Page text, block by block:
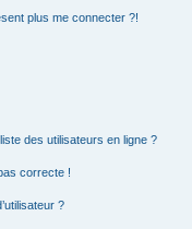
plus me connecter ?!
des utilisateurs en ligne ?
correcte !
?